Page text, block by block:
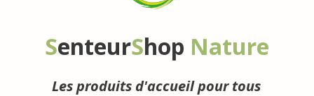
SenteurShop Nature
Les produits d'accueil pour tous